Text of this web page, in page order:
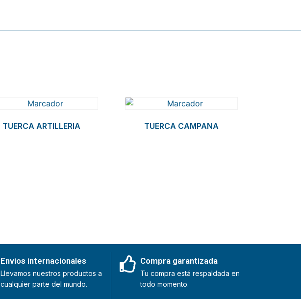
TUERCA ARTILLERIA TUERCA CAMPANA
Envios internacionales
Llevamos nuestros productos a
cualquier parte del mundo.
Compra garantizada
Tu compra está respaldada en
todo momento.